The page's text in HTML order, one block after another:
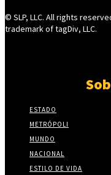
© SLP, LLC. All rights
trademark of tagDiv, LLC.
ESTADO
METRÓPOLI
MUNDO
NACIONAL
ESTILO DE VIDA